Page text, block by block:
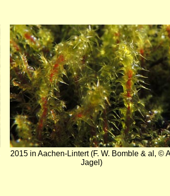
Bild
2015 in Aachen-Lintert (F. W. Bomble & al, ©
Jagel)